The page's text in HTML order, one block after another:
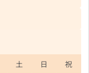
土 日 祝